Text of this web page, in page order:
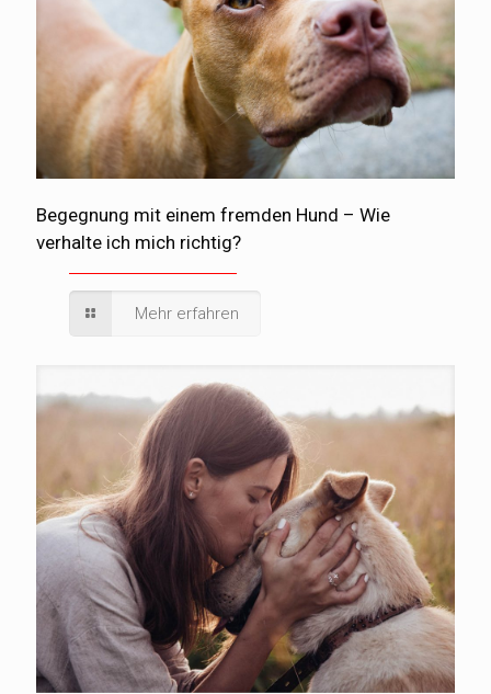
Begegnung mit einem fremden Hund – Wie
verhalte ich mich richtig?
Mehr erfahren